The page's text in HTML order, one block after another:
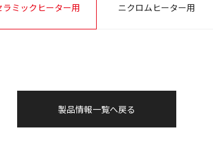
ラミックヒーター用 ニクロムヒーター用
製品情報一覧へ戻る